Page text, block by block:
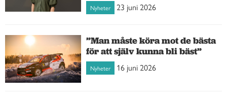
Nyheter 23 juni 2026
”Man måste köra mot de bästa
för att själv kunna bli bäst”
Nyheter 16 juni 2026